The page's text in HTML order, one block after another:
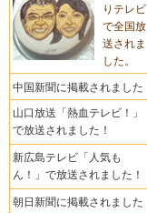
りテレビ
で全国放
送されま
した。
中国新聞に掲載されました
山口放送「熱血テレビ！」
で放送されました！
新広島テレビ「人気も
ん！」で放送されました！
朝日新聞に掲載されました